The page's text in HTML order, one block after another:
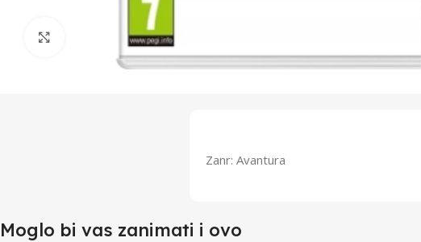
Click to enlarge
Zanr: Avantura
Moglo bi vas zanimati i ovo